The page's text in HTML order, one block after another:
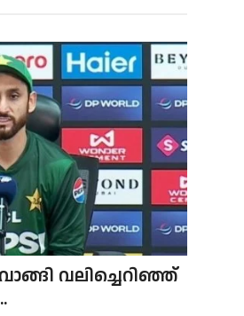
വലിച്ചെറിഞ്ഞ്